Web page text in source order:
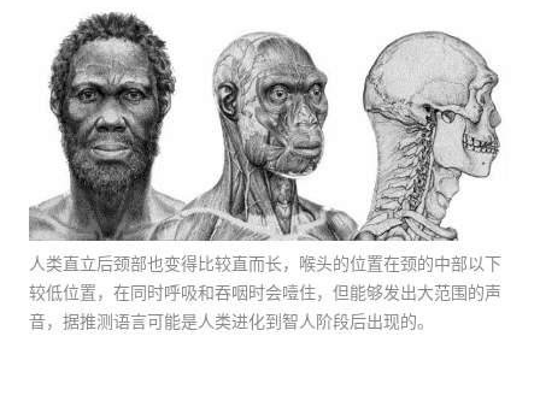
人类直立后颈部也变得比较直而长，喉头的位置在颈的中部以下
较低位置，在同时呼吸和吞咽时会噎住，但能够发出大范围的声
音，据推测语言可能是人类进化到智人阶段后出现的。